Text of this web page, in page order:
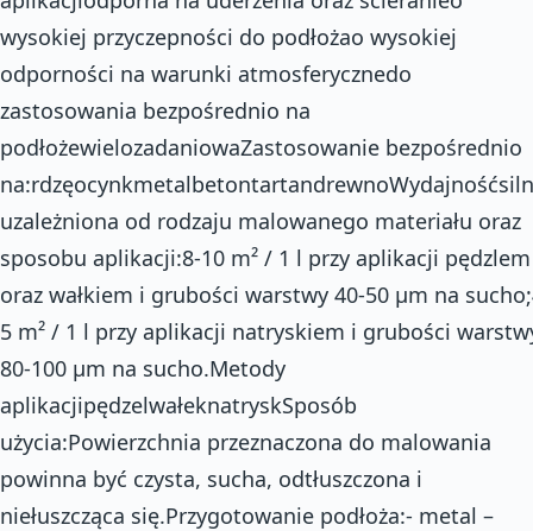
wysokiej przyczepności do podłożao wysokiej
odporności na warunki atmosferycznedo
zastosowania bezpośrednio na
podłożewielozadaniowaZastosowanie bezpośrednio
uzależniona od rodzaju malowanego materiału oraz
sposobu aplikacji:8-10 m² / 1 l przy aplikacji pędzlem
oraz wałkiem i grubości warstwy 40-50 µm na
5 m² / 1 l przy aplikacji natryskiem i grubości
80-100 µm na sucho.Metody
aplikacjipędzelwałeknatryskSposób
użycia:Powierzchnia przeznaczona do malowania
powinna być czysta, sucha, odtłuszczona i
niełuszcząca się.Przygotowanie podłoża:- metal –